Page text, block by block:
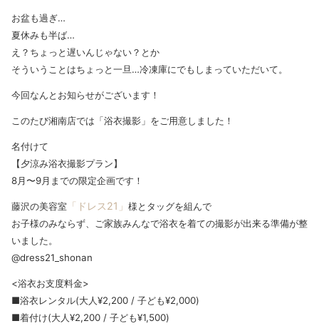
お盆も過ぎ…
夏休みも半ば…
え？ちょっと遅いんじゃない？とか
そういうことはちょっと一旦…冷凍庫にでもしまっていただいて。
今回なんとお知らせがございます！
このたび湘南店では「浴衣撮影」をご用意しました！
名付けて
【夕涼み浴衣撮影プラン】
8月〜9月までの限定企画です！
藤沢の美容室 「ドレス21」 様とタッグを組んで
お子様のみならず、ご家族みんなで浴衣を着ての撮影が出来る準備が整
いました。
@dress21_shonan
<浴衣お支度料金>
■浴衣レンタル(大人¥2,200 / 子ども¥2,000)
■着付け(大人¥2,200 / 子ども¥1,500)